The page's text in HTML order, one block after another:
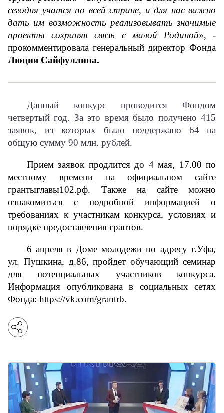
сегодня учатся по всей стране, и для нас важно
дать им возможность реализовывать значимые
проекты сохраняя связь с малой Родиной», -
Люция Сайфуллина.
Данный конкурс проводится Фондом
четвертый год. За это время было получено 415
заявок, из которых было поддержано 64 на
общую сумму 90 млн. рублей.
Прием заявок продлится до 4 мая, 17.00 по
местному времени на официальном сайте
грантыглавы102.рф. Также на сайте можно
ознакомиться с подробной информацией о
требованиях к участникам конкурса, условиях и
порядке предоставления грантов.
6 апреля в Доме молодежи по адресу г.Уфа,
ул. Пушкина, д.86, пройдет обучающий семинар
для потенциальных участников конкурса.
Информация опубликована в социальных сетях
Фонда: https://vk.com/grantrb.